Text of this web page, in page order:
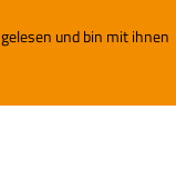
gelesen und bin mit ihnen